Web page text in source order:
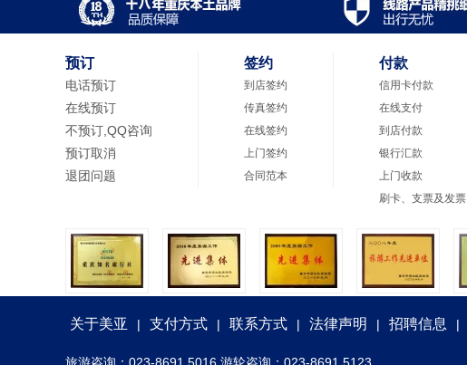
预订
电话预订
在线预订
不预订,QQ咨询
预订取消
退团问题
签约
到店签约
传真签约
在线签约
上门签约
合同范本
付款
信用卡付款
在线支付
到店付款
银行汇款
上门收款
刷卡、支票及发票
关于美亚 | 支付方式 | 联系方式 | 法律声明 | 招聘信息 |